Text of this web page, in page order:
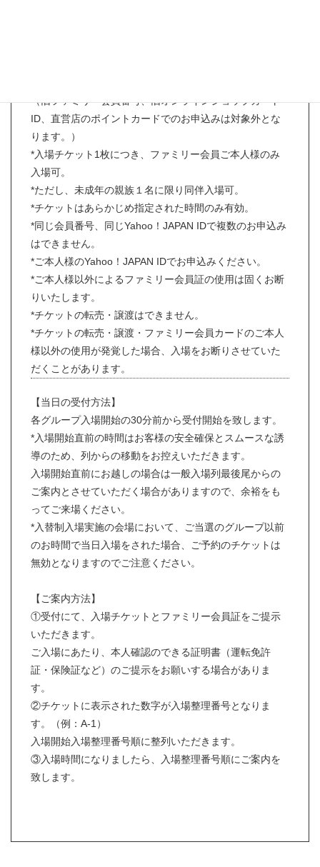
（旧ファミリー会員番号、旧オンラインショップカート
ID、直営店のポイントカードでのお申込みは対象外とな
ります。）
*入場チケット1枚につき、ファミリー会員ご本人様のみ
入場可。
*ただし、未成年の親族１名に限り同伴入場可。
*チケットはあらかじめ指定された時間のみ有効。
*同じ会員番号、同じYahoo！JAPAN IDで複数のお申込み
はできません。
*ご本人様のYahoo！JAPAN IDでお申込みください。
*ご本人様以外によるファミリー会員証の使用は固くお断
りいたします。
*チケットの転売・譲渡はできません。
*チケットの転売・譲渡・ファミリー会員カードのご本人
様以外の使用が発覚した場合、入場をお断りさせていた
だくことがあります。
【当日の受付方法】
各グループ入場開始の30分前から受付開始を致します。
*入場開始直前の時間はお客様の安全確保とスムースな誘
導のため、列からの移動をお控えいただきます。
入場開始直前にお越しの場合は一般入場列最後尾からの
ご案内とさせていただく場合がありますので、余裕をも
ってご来場ください。
*入替制入場実施の会場において、ご当選のグループ以前
のお時間で当日入場をされた場合、ご予約のチケットは
無効となりますのでご注意ください。
【ご案内方法】
①受付にて、入場チケットとファミリー会員証をご提示
いただきます。
ご入場にあたり、本人確認のできる証明書（運転免許
証・保険証など）のご提示をお願いする場合がありま
す。
②チケットに表示された数字が入場整理番号となりま
す。（例：A-1）
入場開始入場整理番号順に整列いただきます。
③入場時間になりましたら、入場整理番号順にご案内を
致します。